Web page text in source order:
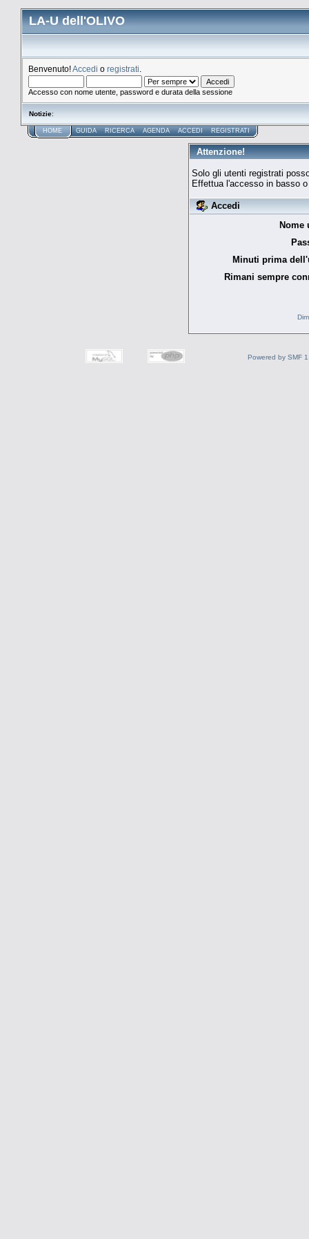
LA-U dell'OLIVO
Benvenuto!Accedi o registrati
Accesso con nome utente, password e durata della sessione
Notizie:
HOME GUIDA RICERCA AGENDA ACCEDI REGISTRATI
Attenzione!
Solo gli utenti registrati
Effettua l'accesso in basso
Accedi
Nome
Minuti prima
Rimani sempre
Powered by SMF